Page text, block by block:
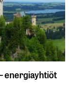
energiayhtiöt